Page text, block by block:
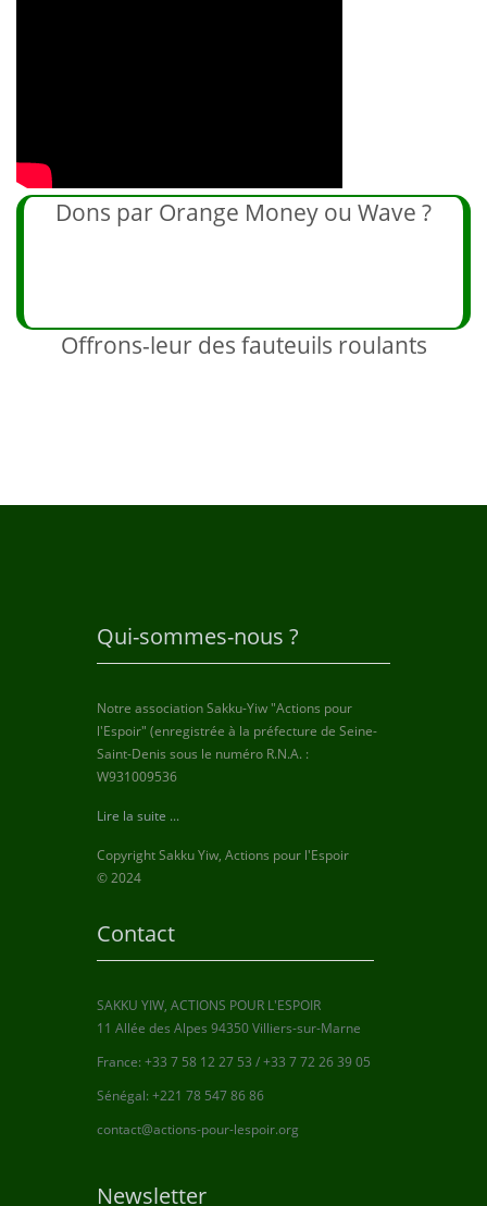
Dons par Orange Money ou Wave ?
Offrons-leur des fauteuils roulants
Qui-sommes-nous ?
Notre association Sakku-Yiw "Actions pour
l'Espoir" (enregistrée à la préfecture de Seine-
Saint-Denis sous le numéro R.N.A. :
W931009536
Lire la suite ...
Copyright Sakku Yiw, Actions pour l'Espoir
© 2024
Contact
SAKKU YIW, ACTIONS POUR L'ESPOIR
11 Allée des Alpes 94350 Villiers-sur-Marne
France: +33 7 58 12 27 53 / +33 7 72 26 39 05
Sénégal: +221 78 547 86 86
contact@actions-pour-lespoir.org
Newsletter